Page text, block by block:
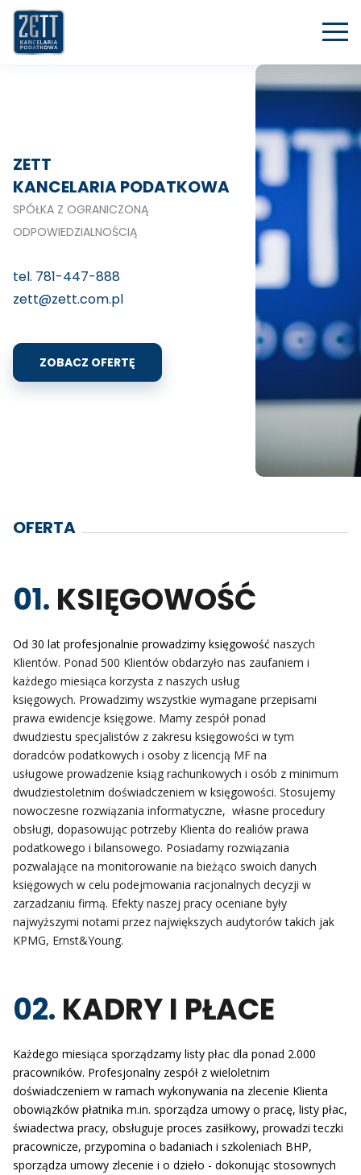
ZETT
KANCELARIA PODATKOWA
SPÓŁKA Z OGRANICZONĄ
ODPOWIEDZIALNOŚCIĄ
tel. 781-447-888
zett@zett.com.pl
ZOBACZ OFERTĘ
OFERTA
01. KSIĘGOWOŚĆ
Od 30 lat profesjonalnie prowadzimy księgowość naszych
Klientów. Ponad 500 Klientów obdarzyło nas zaufaniem i
każdego miesiąca korzysta z naszych usług
księgowych. Prowadzimy wszystkie wymagane przepisami
prawa ewidencje księgowe. Mamy zespół ponad
dwudziestu specjalistów z zakresu księgowości w tym
doradców podatkowych i osoby z licencją MF na
usługowe prowadzenie ksiąg rachunkowych i osób z minimum
dwudziestoletnim doświadczeniem w księgowości. Stosujemy
nowoczesne rozwiązania informatyczne, własne procedury
obsługi, dopasowując potrzeby Klienta do realiów prawa
podatkowego i bilansowego. Posiadamy rozwiązania
pozwalające na monitorowanie na bieżąco swoich danych
księgowych w celu podejmowania racjonalnych decyzji w
zarzadzaniu firmą. Efekty naszej pracy oceniane były
najwyższymi notami przez największych audytorów takich jak
KPMG, Ernst&Young.
02. KADRY I PŁACE
Każdego miesiąca sporządzamy listy płac dla ponad 2.000
pracowników. Profesjonalny zespół z wieloletnim
doświadczeniem w ramach wykonywania na zlecenie Klienta
obowiązków płatnika m.in. sporządza umowy o pracę, listy płac,
świadectwa pracy, obsługuje proces zasiłkowy, prowadzi teczki
pracownicze, przypomina o badaniach i szkoleniach BHP,
sporządza umowy zlecenie i o dzieło - dokonując stosownych